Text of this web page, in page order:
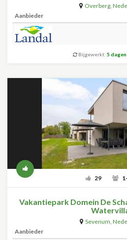
Overberg,
Aanbieder
Bijgewerkt: 5
29
Vakantiepark Domein De
Sevenum,
Aanbieder